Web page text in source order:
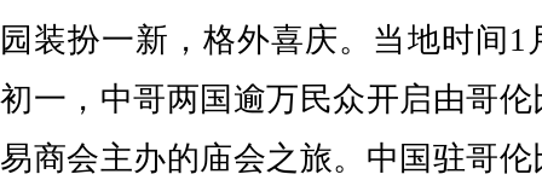
园装扮一新，格外喜庆。当地时间1
初一，中哥两国逾万民众开启由哥
易商会主办的庙会之旅。中国驻哥